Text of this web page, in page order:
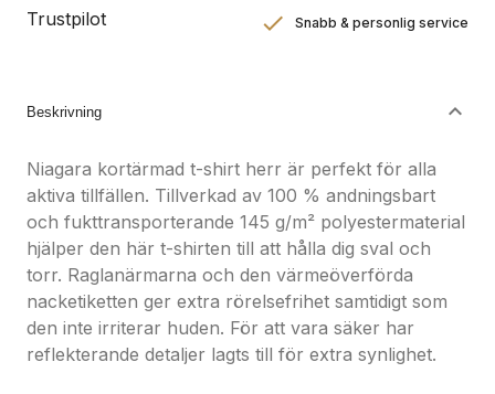
Trustpilot Snabb & personlig service
Beskrivning
Niagara kortärmad t-shirt herr är perfekt för alla
aktiva tillfällen. Tillverkad av 100 % andningsbart
och fukttransporterande 145 g/m² polyestermaterial
hjälper den här t-shirten till att hålla dig sval och
torr. Raglanärmarna och den värmeöverförda
nacketiketten ger extra rörelsefrihet samtidigt som
den inte irriterar huden. För att vara säker har
reflekterande detaljer lagts till för extra synlighet.